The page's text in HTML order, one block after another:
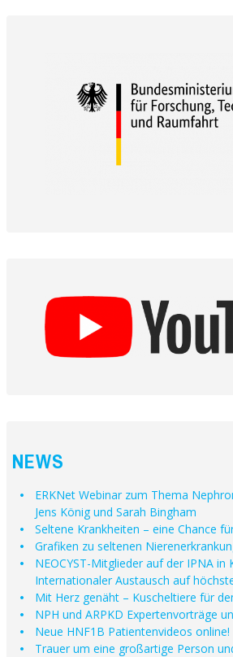
NEWS
ERKNet Webinar zum Thema
Jens König und Sarah Bingham
Seltene Krankheiten – eine Chance
Grafiken zu seltenen
NEOCYST-Mitglieder auf der IPNA in
Internationaler Austausch auf
Mit Herz genäht – Kuscheltiere für
NPH und ARPKD Expertenvorträge
Neue HNF1B Patientenvideos online!
Trauer um eine großartige Person